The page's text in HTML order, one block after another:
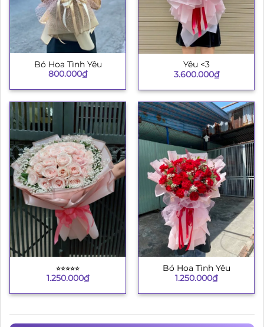
Bó Hoa Tình Yêu
800.000₫
Yêu <3
3.600.000₫
⭐︎⭐︎⭐︎⭐︎⭐︎
1.250.000₫
Bó Hoa Tình Yêu
1.250.000₫